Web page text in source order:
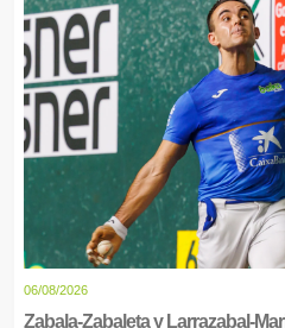
06/08/2026
Zabala-Zabaleta y Larrazabal-